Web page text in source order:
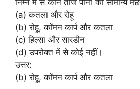
(a) कतला और रोहू
(b) रोहू, कॉमन कार्प और कतला
(c) हिल्सा और सारडीन
(d) उपरोक्त में से कोई नहीं।
उत्तर:
(b) रोहू, कॉमन कार्प और कतला